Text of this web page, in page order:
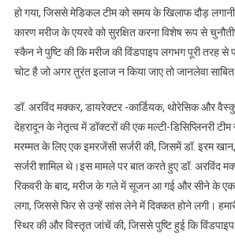
हो गया, जिससे मेडिकल टीम को समय के खिलाफ दौड़
कारण मरीज के एयरवे को सुरक्षित करना विशेष रूप से
स्कैन ने पुष्टि की कि मरीज की विंडपाइप लगभग पूरी तरह
चोट है जो अगर तुरंत इलाज न किया जाए तो जानलेवा
डॉ. अरविंद मक्कर, डायरेक्टर -कार्डियक, थोरेसिक और
देहरादून के नेतृत्व में डॉक्टरों की एक मल्टी-डिसिप्लिनरी
मरम्मत के लिए एक इमरजेंसी सर्जरी की, जिसमें डॉ. इरम
सर्जरी शामिल थे।इस मामले पर बात करते हुए डॉ. अरविंद
रिकवरी के बाद, मरीज के गले में सूजन आ गई और सीने के एक
लगा, जिससे फिर से उन्हें सांस लेने में दिक्कत होने लगी।
स्थिर की और विस्तृत जांचें की, जिससे पुष्टि हुई कि